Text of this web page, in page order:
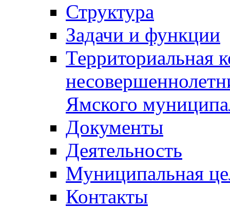
Структура
Задачи и функции
Территориальная
Ямского
Документы
Деятельность
Муниципальная
Контакты